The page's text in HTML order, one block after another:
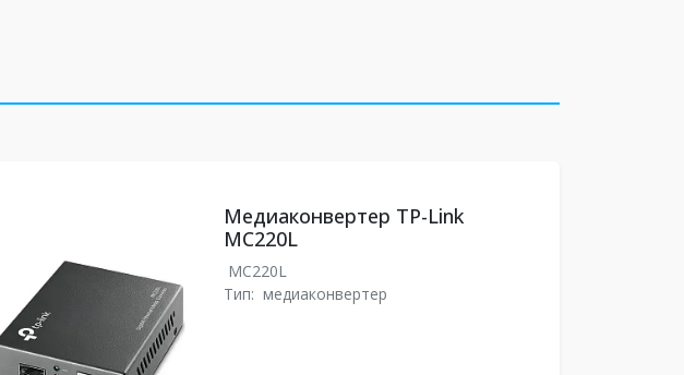
Медиаконвертер TP-Link
MC220L
MC220L
Тип: медиаконвертер